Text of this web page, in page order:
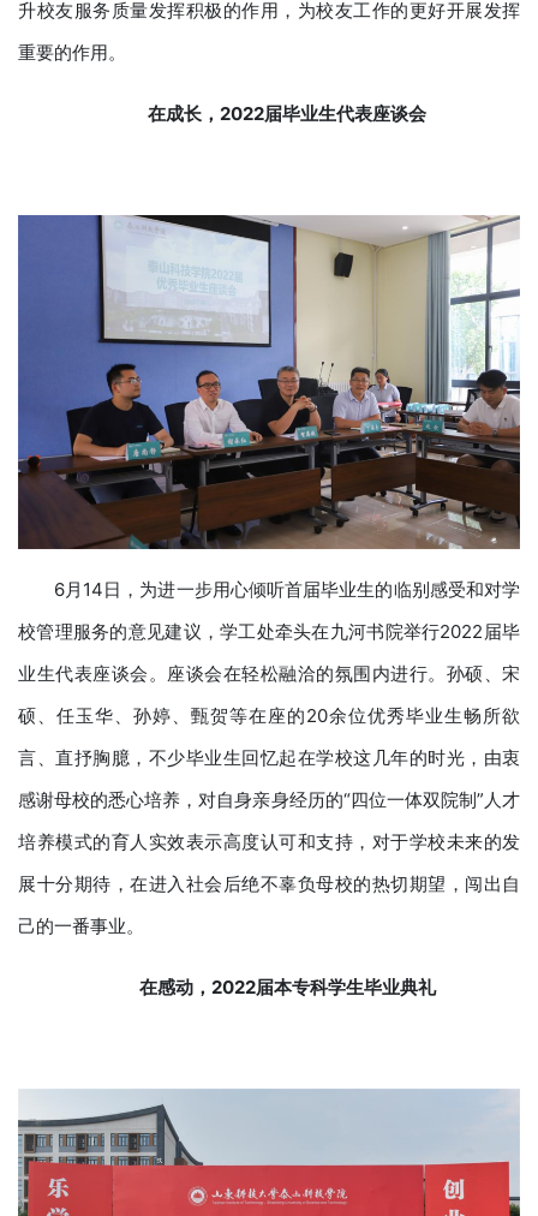
升校友服务质量发挥积极的作用，为校友工作的更好开展发挥
重要的作用。
在成长 ， 2022届毕业生代表座谈会
6月14日，为进一步用心倾听首届毕业生的临别感受和对学
校管理服务的意见建议，学工处牵头在九河书院举行2022届毕
业生代表座谈会。座谈会在轻松融洽的氛围内进行。孙硕、宋
硕、任玉华、孙婷、甄贺等在座的20余位优秀毕业生畅所欲
言、直抒胸臆，不少毕业生回忆起在学校这几年的时光，由衷
感谢母校的悉心培养，对自身亲身经历的“四位一体双院制”人才
培养模式的育人实效表示高度认可和支持，对于学校未来的发
展十分期待，在进入社会后绝不辜负母校的热切期望，闯出自
己的一番事业。
在感动， 2022届本专科学生毕业典礼